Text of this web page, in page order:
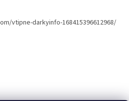
vtipne-darkyinfo-168415396612968/